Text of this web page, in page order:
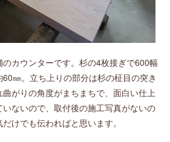
カウンターです。杉の4枚接ぎで600幅
㎜。立ち上りの部分は杉の柾目の突き
がりの角度がまちまちで、面白い仕上
ないので、取付後の施工写真がないの
けでも伝わればと思います。